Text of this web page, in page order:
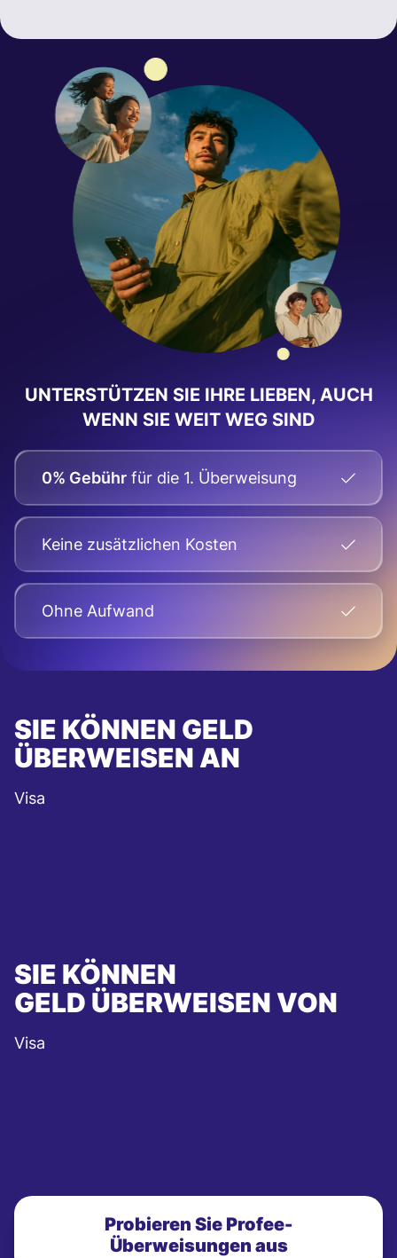
UNTERSTÜTZEN SIE IHRE LIEBEN, AUCH
WENN SIE WEIT WEG SIND
0% Gebühr für die 1. Überweisung
Keine zusätzlichen Kosten
Оhne Aufwand
SIE KÖNNEN GELD
ÜBERWEISEN AN
Visa
SIE KÖNNEN
GELD ÜBERWEISEN VON
Visa
Probieren Sie Profee-
Überweisungen aus